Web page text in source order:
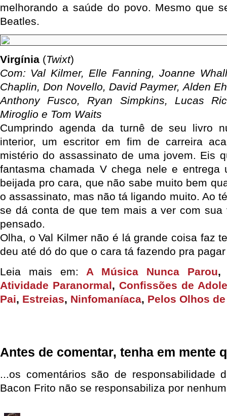
melhorando a saúde do povo. Mesmo que
Beatles.
Virgínia (Twixt)
Com: Val Kilmer, Elle Fanning, Joanne
Chaplin, Don Novello, David Paymer, Alden
Anthony Fusco, Ryan Simpkins, Lucas
Miroglio e Tom Waits
Cumprindo agenda da turnê de seu livro
interior, um escritor em fim de carreira
mistério do assassinato de uma jovem. Eis
fantasma chamada V chega nele e entrega
beijada pro cara, que não sabe muito bem
o assassinato, mas não tá ligando muito. Ao
se dá conta de que tem mais a ver com
pensado.
Olha, o Val Kilmer não é lá grande coisa faz
deu até dó do que o cara tá fazendo pra
Leia mais em: A Música Nunca Parou
Atividade Paranormal, Confissões de
Pai, Estreias, Ninfomaníaca, Pelos Olhos
Antes de comentar, tenha em mente
...os comentários são de responsabilidade
Bacon Frito não se responsabiliza por